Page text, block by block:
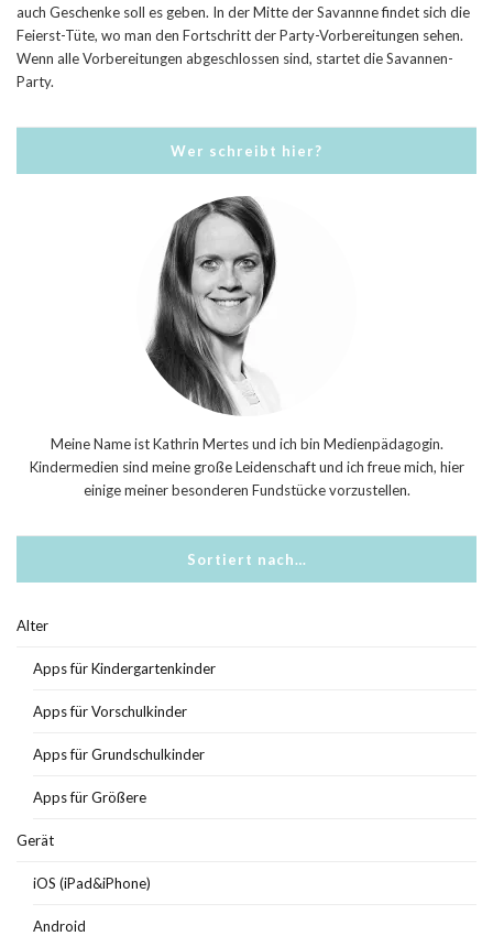
auch Geschenke soll es geben. In der Mitte der Savannne findet sich die
Feierst-Tüte, wo man den Fortschritt der Party-Vorbereitungen sehen.
Wenn alle Vorbereitungen abgeschlossen sind, startet die Savannen-
Party.
Wer schreibt hier?
Meine Name ist Kathrin Mertes und ich bin Medienpädagogin.
Kindermedien sind meine große Leidenschaft und ich freue mich, hier
einige meiner besonderen Fundstücke vorzustellen.
Sortiert nach…
Alter
Apps für Kindergartenkinder
Apps für Vorschulkinder
Apps für Grundschulkinder
Apps für Größere
Gerät
iOS (iPad&iPhone)
Android